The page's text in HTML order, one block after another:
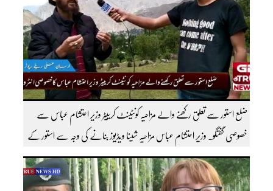
ضلع استور سے تعلق رکھنے والے مزاحیہ کونٹینٹ کرییٹر وزیر احتشام عباس سے
خصوصی گفتگو۔ وزیر احتشام عباس مزاحیہ شینا ویڈیوز بنانے کی وجہ سے استور کے
اندر کافی مشہور ہیں مزید اچھی اچھی ویڈیوز دیکھنے کے لئے ہمارے یوٹیوب چینل کو
سبسکرائب کریں